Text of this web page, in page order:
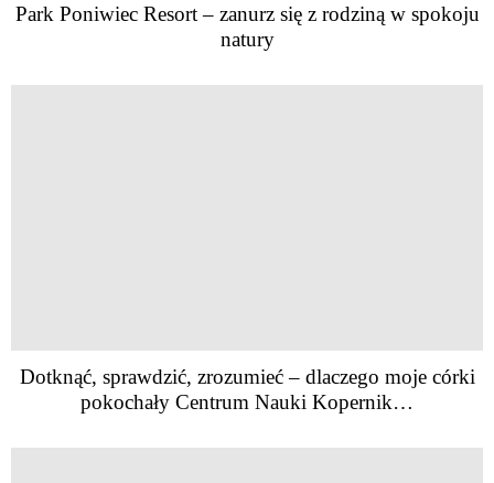
Park Poniwiec Resort – zanurz się z rodziną w spokoju
natury
Dotknąć, sprawdzić, zrozumieć – dlaczego moje córki
pokochały Centrum Nauki Kopernik…